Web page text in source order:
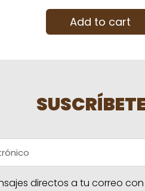
Add to cart
directos a tu correo